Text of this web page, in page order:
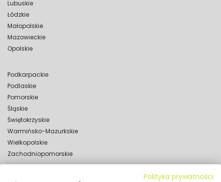
Lubuskie
Łódzkie
Małopolskie
Mazowieckie
Opolskie
Podkarpackie
Podlaskie
Pomorskie
Śląskie
Świętokrzyskie
Warmińsko-Mazurkskie
Wielkopolskie
Zachodniopomorskie
WYNAJEM
Polityka prywatności